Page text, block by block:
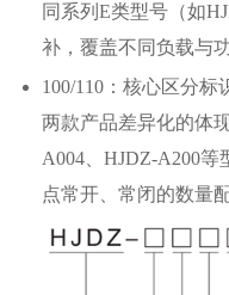
同系列E类型号（如
补，覆盖不同负载与
100/110：核心区分
两款产品差异化的体
A004、HJDZ-A200
点常开、常闭的数量